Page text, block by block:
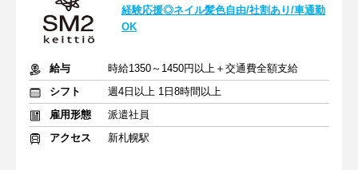
経験応援◎ネイル髪色自由/社割あり/車通勤
OK
給与
時給1350～1450円以上＋交通費全額支給
シフト
週4日以上 1日8時間以上
雇用形態
派遣社員
アクセス
新札幌駅